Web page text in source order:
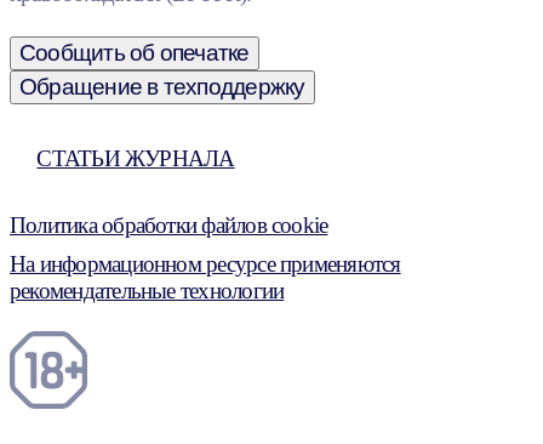
Сообщить об опечатке
Обращение в техподдержку
СТАТЬИ ЖУРНАЛА
Политика обработки файлов cookie
На информационном ресурсе применяются
рекомендательные технологии